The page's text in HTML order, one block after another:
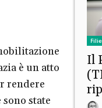
è un atto
rendere
state
Il